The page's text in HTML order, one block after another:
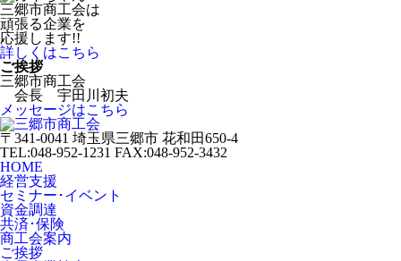
三郷市商工会は
頑張る企業を
応援します!!
詳しくはこちら
ご挨拶
三郷市商工会
会長 宇田川初夫
メッセージはこちら
〒341-0041 埼玉県三郷市 花和田650-4
TEL:048-952-1231 FAX:048-952-3432
HOME
経営支援
セミナー･イベント
資金調達
共済･保険
商工会案内
ご挨拶